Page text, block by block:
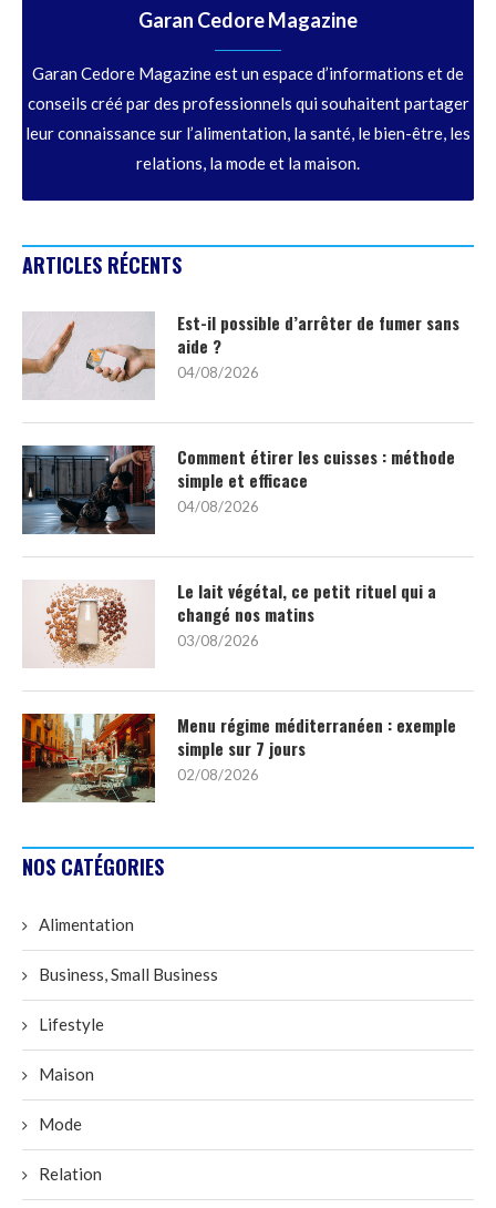
Garan Cedore Magazine
Garan Cedore Magazine est un espace d’informations et de
conseils créé par des professionnels qui souhaitent partager
leur connaissance sur l’alimentation, la santé, le bien-être, les
relations, la mode et la maison.
ARTICLES RÉCENTS
Est-il possible d’arrêter de fumer sans
aide ?
04/08/2026
Comment étirer les cuisses : méthode
simple et efficace
04/08/2026
Le lait végétal, ce petit rituel qui a
changé nos matins
03/08/2026
Menu régime méditerranéen : exemple
simple sur 7 jours
02/08/2026
NOS CATÉGORIES
Alimentation
Business, Small Business
Lifestyle
Maison
Mode
Relation